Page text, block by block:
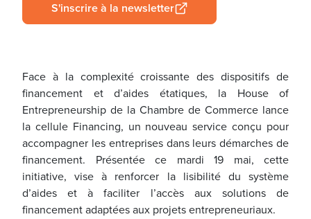
S'inscrire à la newsletter
Face à la complexité croissante des dispositifs de
financement et d’aides étatiques, la House of
Entrepreneurship de la Chambre de Commerce lance
la cellule Financing, un nouveau service conçu pour
accompagner les entreprises dans leurs démarches de
financement. Présentée ce mardi 19 mai, cette
initiative, vise à renforcer la lisibilité du système
d’aides et à faciliter l’accès aux solutions de
financement adaptées aux projets entrepreneuriaux.